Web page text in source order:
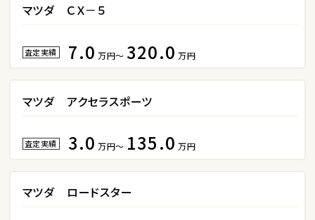
2位
レガシィツーリングワゴン
マツダ ＣＸ－５
査定実績 7.0 万円～ 320.0 万円
マツダ アクセラスポーツ
査定実績 3.0 万円～ 135.0 万円
マツダ ロードスター